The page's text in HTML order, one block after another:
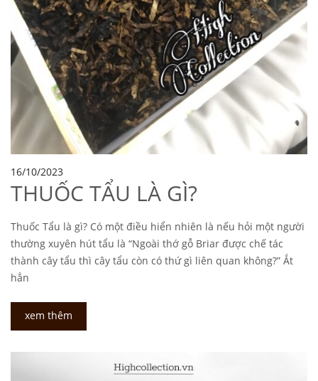
16/10/2023
THUỐC TẨU LÀ GÌ?
Thuốc Tẩu là gì? Có một điều hiển nhiên là nếu hỏi một người
thường xuyên hút tẩu là “Ngoài thớ gỗ Briar được chế tác
thành cây tẩu thì cây tẩu còn có thứ gì liên quan không?” Ắt
hẳn
xem thêm